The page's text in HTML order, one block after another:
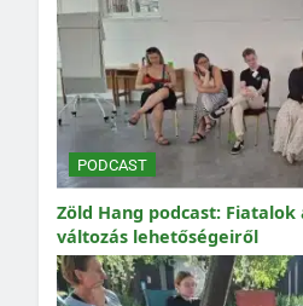
PODCAST
Zöld Hang podcast:
változás lehetőségeiről